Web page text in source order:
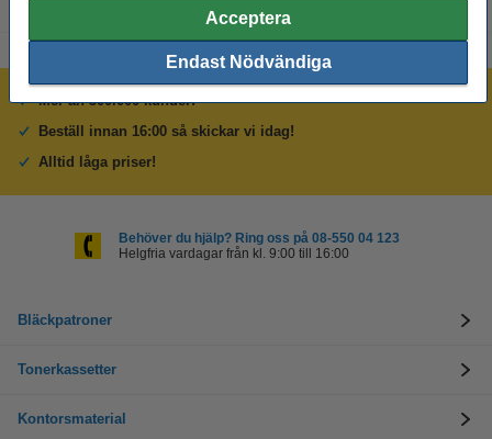
Acceptera
Endast Nödvändiga
Mer än 300.000 kunder!
Beställ innan 16:00 så skickar vi idag!
Alltid låga priser!
Behöver du hjälp? Ring oss på 08-550 04 123
Helgfria vardagar från kl. 9:00 till 16:00
Bläckpatroner
Tonerkassetter
Kontorsmaterial